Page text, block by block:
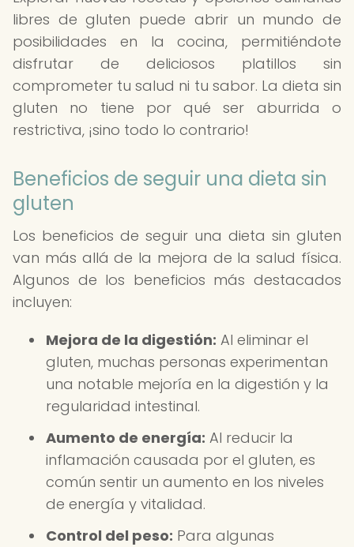
libres de gluten puede abrir un mundo de
posibilidades en la cocina, permitiéndote
disfrutar de deliciosos platillos sin
comprometer tu salud ni tu sabor. La dieta sin
gluten no tiene por qué ser aburrida o
restrictiva, ¡sino todo lo contrario!
Beneficios de seguir una dieta sin
gluten
Los beneficios de seguir una dieta sin gluten
van más allá de la mejora de la salud física.
Algunos de los beneficios más destacados
incluyen:
Mejora de la digestión: Al eliminar el
gluten, muchas personas experimentan
una notable mejoría en la digestión y la
regularidad intestinal.
Aumento de energía: Al reducir la
inflamación causada por el gluten, es
común sentir un aumento en los niveles
de energía y vitalidad.
Control del peso: Para algunas